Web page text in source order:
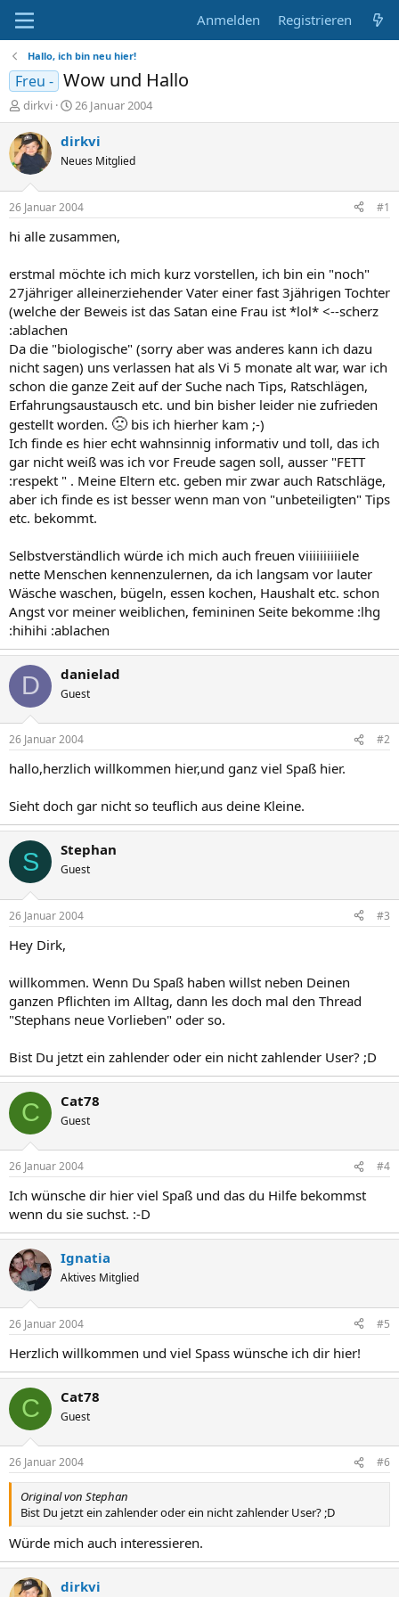
Anmelden Registrieren
Hallo, ich bin neu hier!
Freu - Wow und Hallo
E
r
s
t
e
e
r
dirkvi
E
r
s
e
l
t
a
26 Januar 2004
dirkvi
Neues Mitglied
26 Januar 2004 #1
hi alle zusammen,
erstmal möchte ich mich kurz vorstellen, ich bin ein "noch"
27jähriger alleinerziehender Vater einer fast 3jährigen Tochter
(welche der Beweis ist das Satan eine Frau ist *lol* <--scherz
:ablachen
Da die "biologische" (sorry aber was anderes kann ich dazu
nicht sagen) uns verlassen hat als Vi 5 monate alt war, war ich
schon die ganze Zeit auf der Suche nach Tips, Ratschlägen,
Erfahrungsaustausch etc. und bin bisher leider nie zufrieden
gestellt worden. 🙁 bis ich hierher kam ;-)
Ich finde es hier echt wahnsinnig informativ und toll, das ich
gar nicht weiß was ich vor Freude sagen soll, ausser "FETT
:respekt " . Meine Eltern etc. geben mir zwar auch Ratschläge,
aber ich finde es ist besser wenn man von "unbeteiligten" Tips
etc. bekommt.
Selbstverständlich würde ich mich auch freuen viiiiiiiiiiele
nette Menschen kennenzulernen, da ich langsam vor lauter
Wäsche waschen, bügeln, essen kochen, Haushalt etc. schon
Angst vor meiner weiblichen, femininen Seite bekomme :lhg
:hihihi :ablachen
D danielad
Guest
26 Januar 2004 #2
hallo,herzlich willkommen hier,und ganz viel Spaß hier.
Sieht doch gar nicht so teuflich aus deine Kleine.
S Stephan
Guest
26 Januar 2004 #3
Hey Dirk,
willkommen. Wenn Du Spaß haben willst neben Deinen
ganzen Pflichten im Alltag, dann les doch mal den Thread
"Stephans neue Vorlieben" oder so.
Bist Du jetzt ein zahlender oder ein nicht zahlender User? ;D
C Cat78
Guest
26 Januar 2004 #4
Ich wünsche dir hier viel Spaß und das du Hilfe bekommst
wenn du sie suchst. :-D
Ignatia
Aktives Mitglied
26 Januar 2004 #5
Herzlich willkommen und viel Spass wünsche ich dir hier!
C Cat78
Guest
26 Januar 2004 #6
Original von Stephan
Bist Du jetzt ein zahlender oder ein nicht zahlender User? ;D
Würde mich auch interessieren.
dirkvi